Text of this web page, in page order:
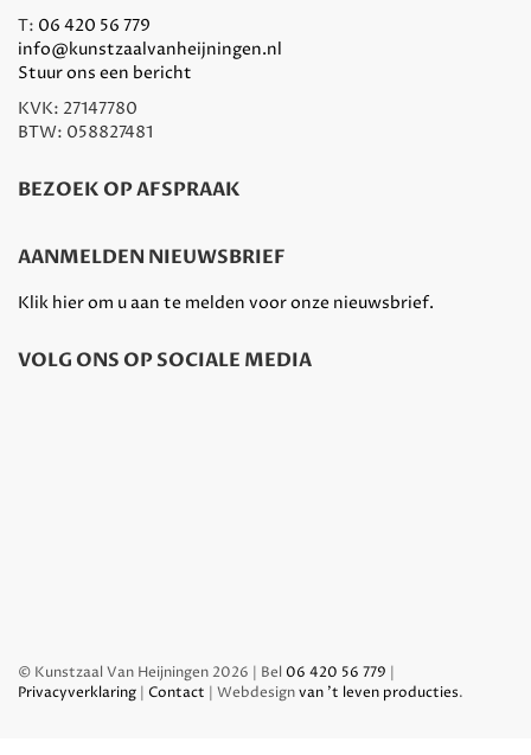
T: 06 420 56 779
info@kunstzaalvanheijningen.nl
Stuur ons een bericht
KVK: 27147780
BTW: 058827481
BEZOEK OP AFSPRAAK
AANMELDEN NIEUWSBRIEF
Klik hier om u aan te melden voor onze nieuwsbrief.
VOLG ONS OP SOCIALE MEDIA
© Kunstzaal Van Heijningen 2026 | Bel 06 420 56 779 |
Privacyverklaring | Contact | Webdesignvan 't leven producties.